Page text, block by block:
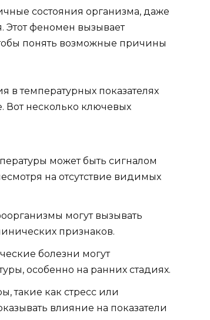
состояния организма, даже
Этот феномен вызывает
понять возможные причины
в температурных показателях
Вот несколько ключевых
может быть сигналом
на отсутствие видимых
могут вызывать
признаков.
болезни могут
особенно на ранних стадиях.
такие как стресс или
влияние на показатели